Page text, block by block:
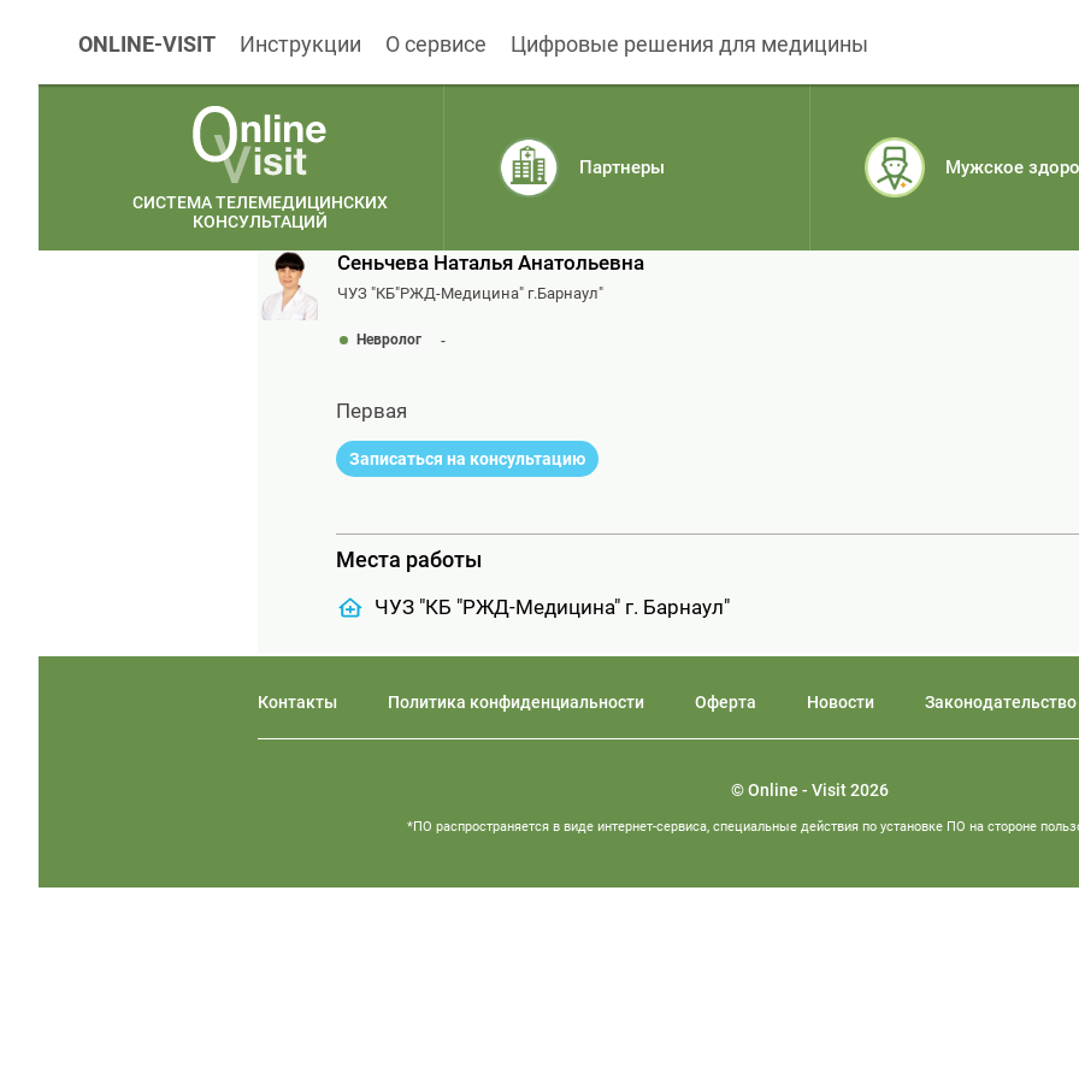
ONLINE-VISIT Инструкции О сервисе Цифровые решения для медицины
СИСТЕМА ТЕЛЕМЕДИЦИНСКИХ
КОНСУЛЬТАЦИЙ
Партнеры Мужское
Сеньчева Наталья Анатольевна
ЧУЗ "КБ"РЖД-Медицина" г.Барнаул"
Невролог -
Первая
Записаться на консультацию
Места работы
ЧУЗ "КБ "РЖД-Медицина" г. Барнаул"
Контакты Политика конфиденциальности Оферта Новости Законодательство
© Online - Visit 2026
*ПО распространяется в виде интернет-сервиса, специальные действия по установке ПО на стороне